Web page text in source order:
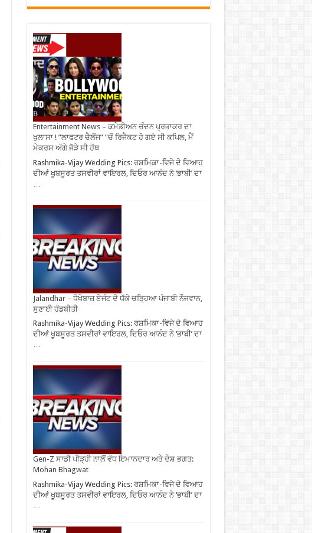
Entertainment News – ਕਮੇਡੀਅਨ ਚੰਦਨ ਪ੍ਰਭਾਕਰ ਦਾ
ਖੁਲਾਸਾ ! ”ਲਾਫਟਰ ਚੈਲੇਂਜ” ”ਚੋਂ ਰਿਜੈਕਟ ਹੋ ਗਏ ਸੀ ਕਪਿਲ, ਮੈਂ
ਮੇਕਰਸ ਅੱਗੇ ਜੋੜੇ ਸੀ ਹੱਥ
Rashmika-Vijay Wedding Pics: ਰਸ਼ਮਿਕਾ-ਵਿਜੇ ਦੇ ਵਿਆਹ
ਦੀਆਂ ਖੂਬਸੂਰਤ ਤਸਵੀਰਾਂ ਵਾਇਰਲ, ਦਿਓਰ ਆਨੰਦ ਨੇ ‘ਭਾਬੀ’ ਦਾ
Jalandhar – ਧੋਖੇਬਾਜ਼ ਏਜੰਟ ਦੇ ਧੱਕੇ ਚੜ੍ਹਿਆ ਪੰਜਾਬੀ ਨੌਜਵਾਨ,
ਸੁਣਾਈ ਹੱਡਬੀਤੀ
Rashmika-Vijay Wedding Pics: ਰਸ਼ਮਿਕਾ-ਵਿਜੇ ਦੇ ਵਿਆਹ
ਦੀਆਂ ਖੂਬਸੂਰਤ ਤਸਵੀਰਾਂ ਵਾਇਰਲ, ਦਿਓਰ ਆਨੰਦ ਨੇ ‘ਭਾਬੀ’ ਦਾ
…
Gen-Z ਸਾਡੀ ਪੀੜ੍ਹੀ ਨਾਲੋਂ ਵੱਧ ਇਮਾਨਦਾਰ ਅਤੇ ਦੇਸ਼ ਭਗਤ:
Mohan Bhagwat
Rashmika-Vijay Wedding Pics: ਰਸ਼ਮਿਕਾ-ਵਿਜੇ ਦੇ ਵਿਆਹ
ਦੀਆਂ ਖੂਬਸੂਰਤ ਤਸਵੀਰਾਂ ਵਾਇਰਲ, ਦਿਓਰ ਆਨੰਦ ਨੇ ‘ਭਾਬੀ’ ਦਾ